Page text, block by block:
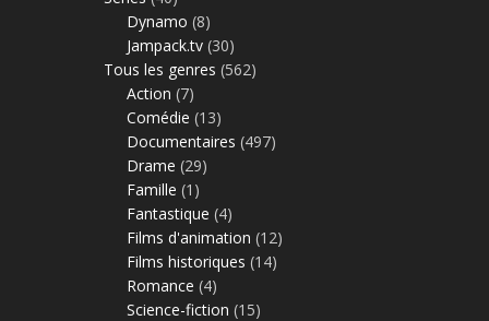
Dynamo (8)
Jampack.tv (30)
Tous les genres (562)
Action (7)
Comédie (13)
Documentaires (497)
Drame (29)
Famille (1)
Fantastique (4)
Films d'animation (12)
Films historiques (14)
Romance (4)
Science-fiction (15)